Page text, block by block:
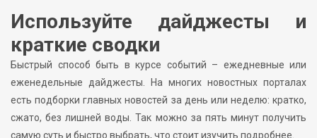
Используйте дайджесты и
краткие сводки
Быстрый способ быть в курсе событий – ежедневные или
еженедельные дайджесты. На многих новостных порталах
есть подборки главных новостей за день или неделю: кратко,
сжато, без лишней воды. Так можно за пять минут получить
самую суть и быстро выбрать, что стоит изучить подробнее.